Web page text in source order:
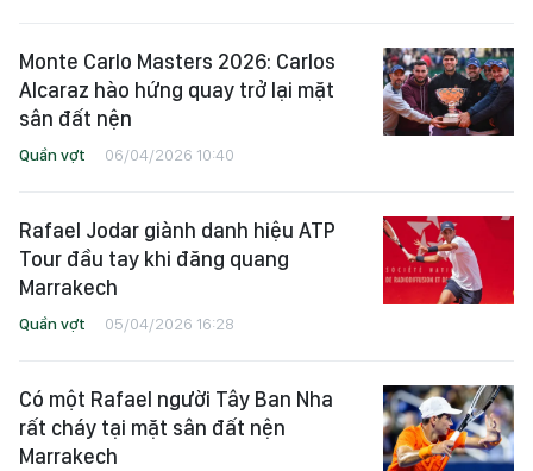
Monte Carlo Masters 2026: Carlos
Alcaraz hào hứng quay trở lại mặt
sân đất nện
Quần vợt 06/04/2026 10:40
Rafael Jodar giành danh hiệu ATP
Tour đầu tay khi đăng quang
Marrakech
Quần vợt 05/04/2026 16:28
Có một Rafael người Tây Ban Nha
rất cháy tại mặt sân đất nện
Marrakech